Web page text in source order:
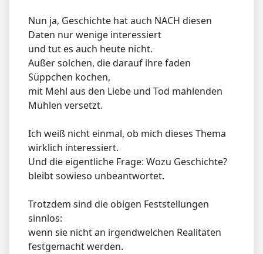
Nun ja, Geschichte hat auch NACH diesen
Daten nur wenige interessiert
und tut es auch heute nicht.
Außer solchen, die darauf ihre faden
Süppchen kochen,
mit Mehl aus den Liebe und Tod mahlenden
Mühlen versetzt.
Ich weiß nicht einmal, ob mich dieses Thema
wirklich interessiert.
Und die eigentliche Frage: Wozu Geschichte?
bleibt sowieso unbeantwortet.
Trotzdem sind die obigen Feststellungen
sinnlos:
wenn sie nicht an irgendwelchen Realitäten
festgemacht werden.